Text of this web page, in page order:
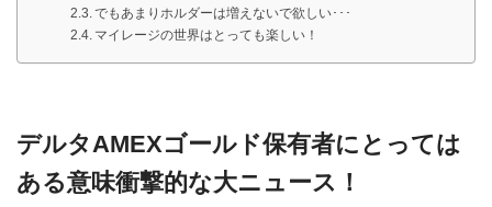
でもあまりホルダーは増えないで欲しい･･･
マイレージの世界はとっても楽しい！
デルタAMEXゴールド保有者にとっては
ある意味衝撃的な大ニュース！